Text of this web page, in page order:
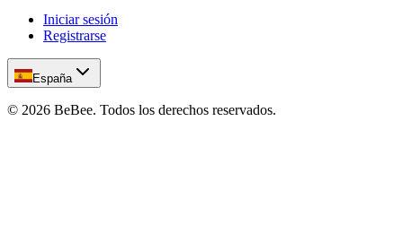
Iniciar sesión
Registrarse
España
© 2026 BeBee. Todos los derechos reservados.